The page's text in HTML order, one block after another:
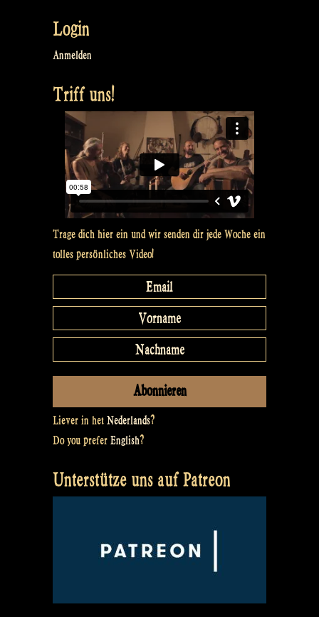
(but
not
teespring.com)
–
Rapalje
Show
71“
Login
Anmelden
Triff uns!
Trage dich hier ein und wir senden dir jede Woche ein
tolles persönliches Video!
Liever in het Nederlands?
Do you prefer English?
Unterstütze uns auf Patreon